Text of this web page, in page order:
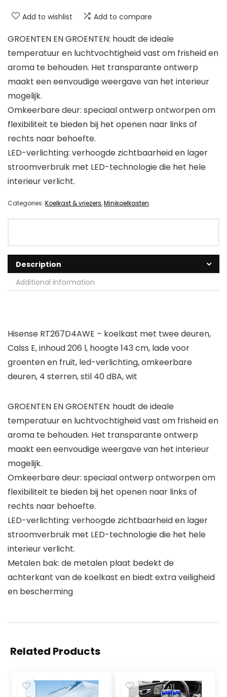
Add to wishlist Add to compare
GROENTEN EN GROENTEN: houdt de ideale
temperatuur en luchtvochtigheid vast om frisheid en
aroma te behouden. Het transparante ontwerp
maakt een eenvoudige weergave van het interieur
mogelijk.
Omkeerbare deur: speciaal ontwerp ontworpen om
flexibiliteit te bieden bij het openen naar links of
rechts naar behoefte.
LED-verlichting: verhoogde zichtbaarheid en lager
stroomverbruik met LED-technologie die het hele
interieur verlicht.
Categories: Koelkast & vriezers,Minikoelkasten
Description
Additional information
Hisense RT267D4AWE – koelkast met twee deuren,
Calss E, inhoud 206 l, hoogte 143 cm, lade voor
groenten en fruit, led-verlichting, omkeerbare
deuren, 4 sterren, stil 40 dBA, wit
GROENTEN EN GROENTEN: houdt de ideale
temperatuur en luchtvochtigheid vast om frisheid en
aroma te behouden. Het transparante ontwerp
maakt een eenvoudige weergave van het interieur
mogelijk.
Omkeerbare deur: speciaal ontwerp ontworpen om
flexibiliteit te bieden bij het openen naar links of
rechts naar behoefte.
LED-verlichting: verhoogde zichtbaarheid en lager
stroomverbruik met LED-technologie die het hele
interieur verlicht.
Metalen bak: de metalen plaat bedekt de
achterkant van de koelkast en biedt extra veiligheid
en bescherming
Related Products